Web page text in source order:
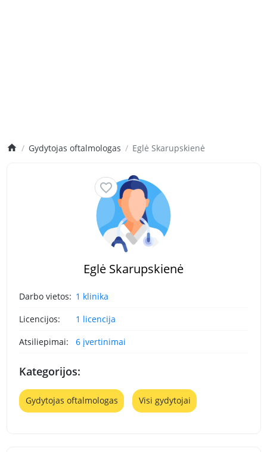
Gydytojas oftalmologas Eglė Skarupskienė
Eglė Skarupskienė
Darbo vietos: 1 klinika
Licencijos:
1 licencija
Atsiliepimai:
6 įvertinimai
Kategorijos:
Gydytojas oftalmologas Visi gydytojai